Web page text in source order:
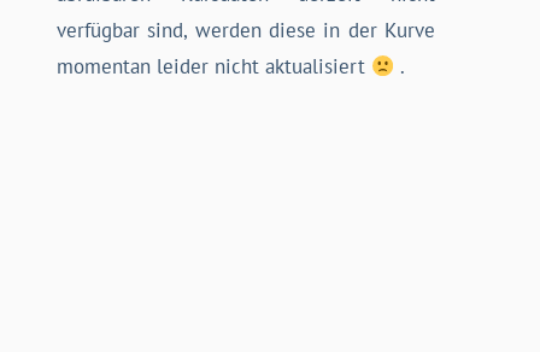
verfügbar sind, werden diese in der Kurve
momentan leider nicht aktualisiert
.